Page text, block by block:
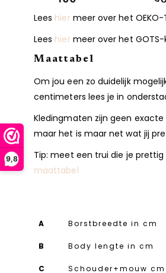
9,8
Lees hiermeer over het OEKO-
Lees hiermeer over het GOTS-
Maattabel
Om jou een zo duidelijk
centimeters lees je in
Kledingmaten zijn geen
maar het is maar net wat jij
Tip: meet een trui die je
maattabel
A Borstbreedte in cm
B Body lengte in cm
C Schouder+mouw cm